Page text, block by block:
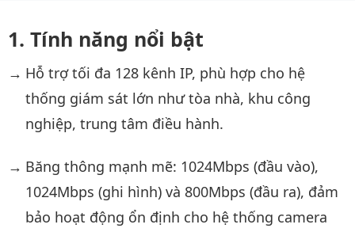
Tính năng nổi bật
Hỗ trợ tối đa 128 kênh IP, phù hợp cho hệ
thống giám sát lớn như tòa nhà, khu công
nghiệp, trung tâm điều hành.
Băng thông mạnh mẽ: 1024Mbps (đầu vào),
1024Mbps (ghi hình) và 800Mbps (đầu ra), đảm
bảo hoạt động ổn định cho hệ thống camera